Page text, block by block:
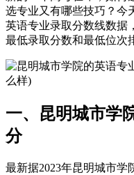
选专业又有哪些技巧？今
英语专业录取分数线数据
最低录取分数和最低位次
一、昆明城市学
分
最新据2023年昆明城市学